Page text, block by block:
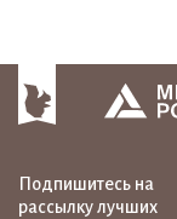
Подпишитесь на
рассылку лучших